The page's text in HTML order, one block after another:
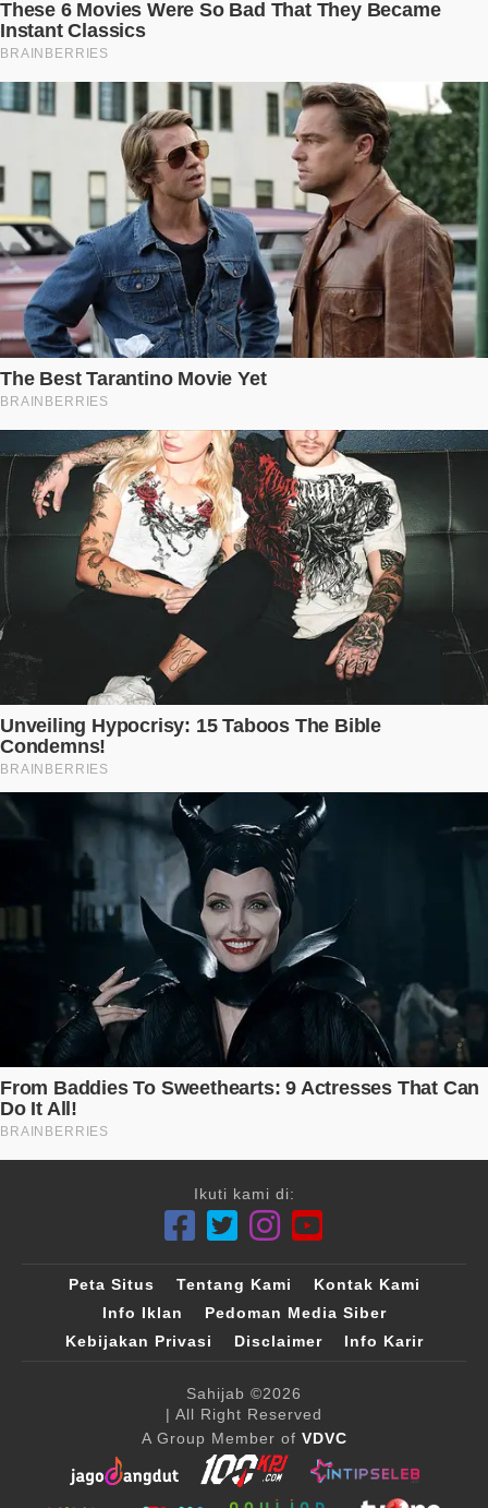
Ikuti kami di:
Peta Situs Tentang Kami
Kontak Kami
Info Iklan
Pedoman Media Siber
Kebijakan Privasi
Disclaimer Info Karir
Sahijab ©2026
| All Right Reserved
A Group Member of VDVC